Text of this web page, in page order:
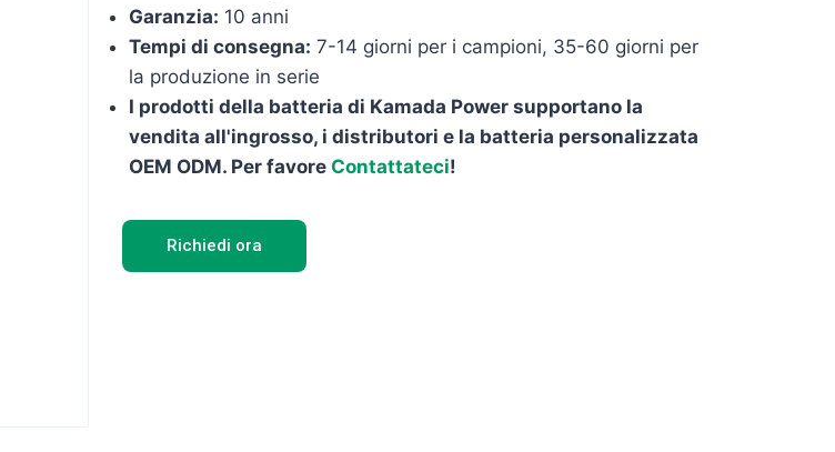
Garanzia: 10 anni
Tempi di consegna: 7-14 giorni per i campioni, 35-60 giorni per
la produzione in serie
I prodotti della batteria di Kamada Power supportano la
vendita all'ingrosso, i distributori e la batteria personalizzata
OEM ODM. Per favore Contattateci!
Richiedi ora